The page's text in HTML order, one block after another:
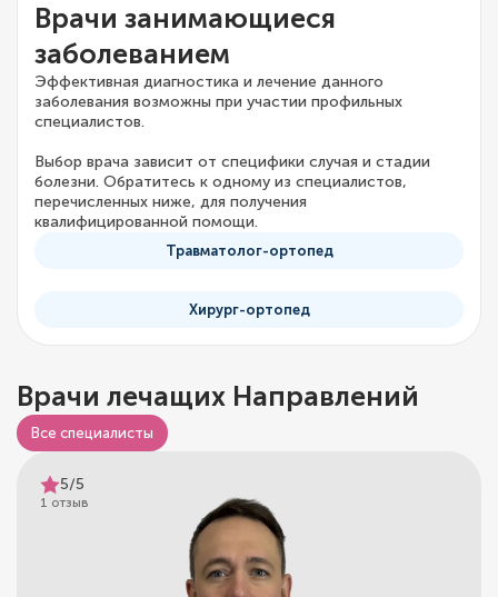
Врачи занимающиеся
заболеванием
Эффективная диагностика и лечение данного
заболевания возможны при участии профильных
специалистов.
Выбор врача зависит от специфики случая и стадии
болезни. Обратитесь к одному из специалистов,
перечисленных ниже, для получения
квалифицированной помощи.
Травматолог-ортопед
Хирург-ортопед
Врачи лечащих Направлений
Все специалисты
5/5
1 отзыв